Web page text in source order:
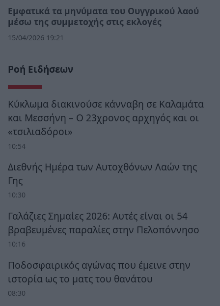
Εμφατικά τα μηνύματα του Ουγγρικού λαού
μέσω της συμμετοχής στις εκλογές
15/04/2026 19:21
Ροή Ειδήσεων
Κύκλωμα διακινούσε κάνναβη σε Καλαμάτα
και Μεσσήνη – Ο 23χρονος αρχηγός και οι
«τσιλιαδόροι»
10:54
Διεθνής Ημέρα των Αυτοχθόνων Λαών της
Γης
10:30
Γαλάζιες Σημαίες 2026: Αυτές είναι οι 54
βραβευμένες παραλίες στην Πελοπόννησο
10:16
Ποδοσφαιρικός αγώνας που έμεινε στην
ιστορία ως το ματς του θανάτου
08:30